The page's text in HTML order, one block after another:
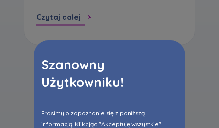
Szanowny
Użytkowniku!
Prosimy o zapoznanie się z poniższą
informacją. Klikając "Akceptuję wszystkie"
Czytaj dalej